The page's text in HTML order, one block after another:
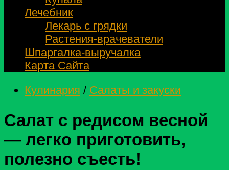
Лечебник
Лекарь с грядки
Растения-врачеватели
Шпаргалка-выручалка
Карта Сайта
Кулинария / Салаты и закуски
Салат с редисом весной
— легко приготовить,
полезно съесть!